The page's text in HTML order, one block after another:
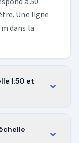
Une ligne
dans la
1:50 et
Utilise
les